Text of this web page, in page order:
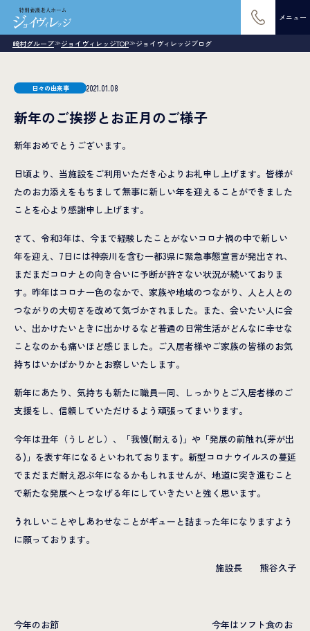
メニュー
崎村グループ≫ジョイヴィレッジTOP≫ジョイヴィレッジブログ
日々の出来事 2021.01.08
新年のご挨拶とお正月のご様子
新年おめでとうございます。
日頃より、当施設をご利用いただき心よりお礼申し上げます。皆様が
たのお力添えをもちまして無事に新しい年を迎えることができました
ことを心より感謝申し上げます。
さて、令和3年は、今まで経験したことがないコロナ禍の中で新しい
年を迎え、7日には神奈川を含む一都3県に緊急事態宣言が発出され、
まだまだコロナとの向き合いに予断が許さない状況が続いておりま
す。昨年はコロナ一色のなかで、家族や地域のつながり、人と人との
つながりの大切さを改めて気づかされました。また、会いたい人に会
い、出かけたいときに出かけるなど普通の日常生活がどんなに幸せな
ことなのかも痛いほど感じました。ご入居者様やご家族の皆様のお気
持ちはいかばかりかとお察しいたします。
新年にあたり、気持ちも新たに職員一同、しっかりとご入居者様のご
支援をし、信頼していただけるよう頑張ってまいります。
今年は丑年（うしどし）、「我慢(耐える)」や「発展の前触れ(芽が出
る)」を表す年になるといわれております。新型コロナウイルスの蔓延
でまだまだ耐え忍ぶ年になるかもしれませんが、地道に突き進むこと
で新たな発展へとつなげる年にしていきたいと強く思います。
う れしいことや し あわせなことがギュー と詰まった年になりますよう
に願っております。
施設長 熊谷久子
今年のお節 今年はソフト食のお